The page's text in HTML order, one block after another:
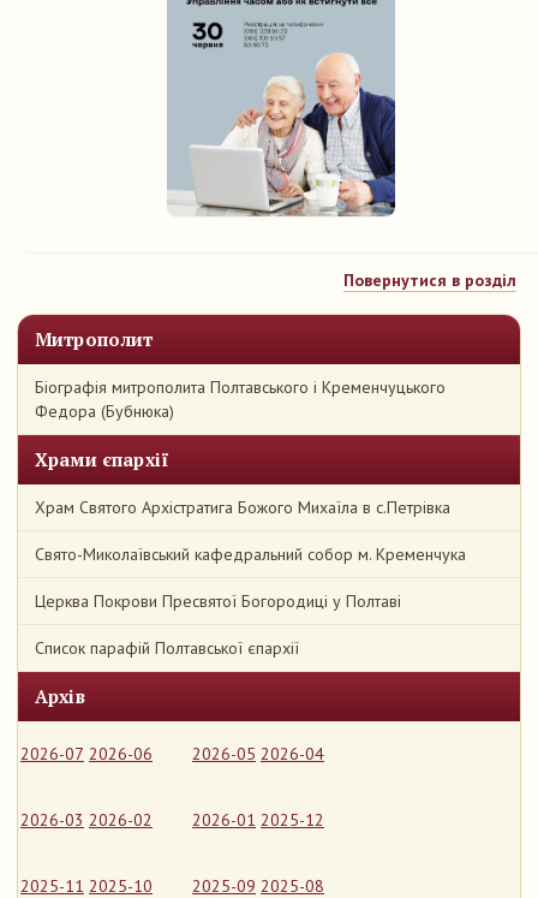
Митрополит
Біографія митрополита Полтавського і Кременчуцького
Федора (Бубнюка)
Храми єпархії
Храм Святого Архістратига Божого Михаїла в с.Петрівка
Свято-Миколаївський кафедральний собор м. Кременчука
Церква Покрови Пресвятої Богородиці у Полтаві
Список парафій Полтавської єпархії
Архів
2026-07 2026-06 2026-05 2026-04
2026-03 2026-02 2026-01 2025-12
2025-11 2025-10 2025-09 2025-08
Повернутися в розділ